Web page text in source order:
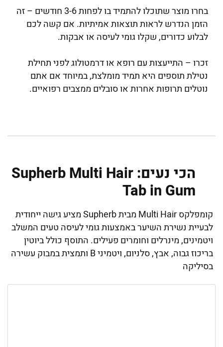
בחרו מוצר שתוכלו להתמיד בו לפחות 3-6 חודשים – זה
הזמן הנדרש לראות תוצאות אמיתיות. אם קשה לכם
לבלוע כדורים, שקלו גומי לעיסה או אבקות.
זכרו – התייעצות עם רופא או דרמטולוג לפני תחילת
נטילת תוספים היא תמיד מומלצת, במיוחד אם אתם
נוטלים תרופות אחרות או סובלים ממצבים רפואיים.
הכי נעים: Supherb Multi Hair
Tab in Gum
קומפלקס Multi Hair מבית Supherb מציע גישה ייחודית
לבעיית נשירת השיער באמצעות גומי לעיסה טעים המשלב
ויטמינים, מינרלים וחומרים פעילים. התוסף כולל ביוטין
בריכוז גבוה, אבץ, סלניום, ויטמיני B ותמצית במבוק עשירה
בסיליקה